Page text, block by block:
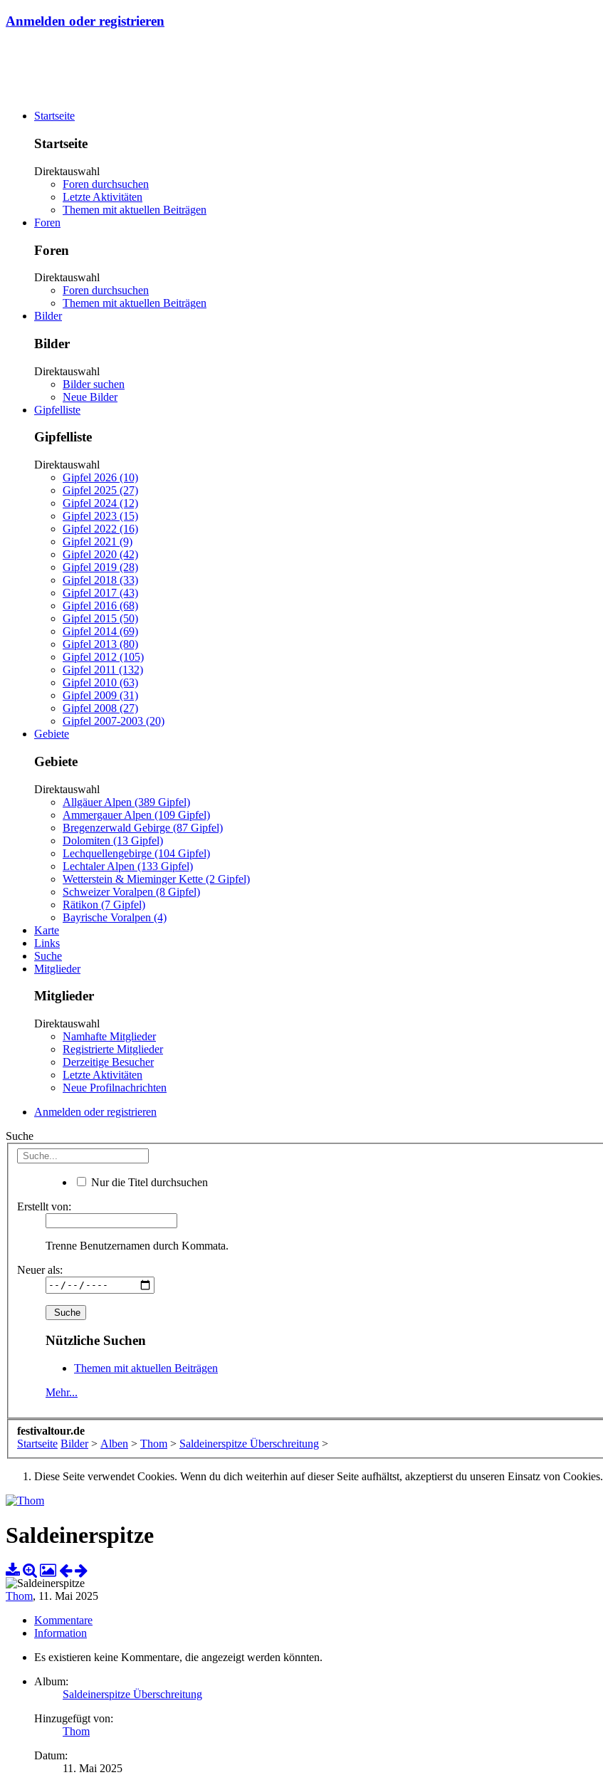
Anmelden oder registrieren
Startseite
Startseite
Direktauswahl
Foren durchsuchen
Letzte Aktivitäten
Themen mit aktuellen Beiträgen
Foren
Foren
Direktauswahl
Foren durchsuchen
Themen mit aktuellen Beiträgen
Bilder
Bilder
Direktauswahl
Bilder suchen
Neue Bilder
Gipfelliste
Gipfelliste
Direktauswahl
Gipfel 2026 (10)
Gipfel 2025 (27)
Gipfel 2024 (12)
Gipfel 2023 (15)
Gipfel 2022 (16)
Gipfel 2021 (9)
Gipfel 2020 (42)
Gipfel 2019 (28)
Gipfel 2018 (33)
Gipfel 2017 (43)
Gipfel 2016 (68)
Gipfel 2015 (50)
Gipfel 2014 (69)
Gipfel 2013 (80)
Gipfel 2012 (105)
Gipfel 2011 (132)
Gipfel 2010 (63)
Gipfel 2009 (31)
Gipfel 2008 (27)
Gipfel 2007-2003 (20)
Gebiete
Gebiete
Direktauswahl
Allgäuer Alpen (389 Gipfel)
Ammergauer Alpen (109 Gipfel)
Bregenzerwald Gebirge (87 Gipfel)
Dolomiten (13 Gipfel)
Lechquellengebirge (104 Gipfel)
Lechtaler Alpen (133 Gipfel)
Wetterstein & Mieminger Kette (2 Gipfel)
Schweizer Voralpen (8 Gipfel)
Rätikon (7 Gipfel)
Bayrische Voralpen (4)
Karte
Links
Suche
Mitglieder
Mitglieder
Direktauswahl
Namhafte Mitglieder
Registrierte Mitglieder
Derzeitige Besucher
Letzte Aktivitäten
Neue Profilnachrichten
Anmelden oder registrieren
Suche
Nur die Titel durchsuchen
Erstellt von:
Trenne Benutzernamen durch Kommata.
Neuer als:
Nützliche Suchen
Themen mit aktuellen Beiträgen
Mehr...
festivaltour.de
Startseite Bilder > Alben > Thom > Saldeinerspitze Überschreitung >
Diese Seite verwendet Cookies. Wenn du dich weiterhin auf dieser Seite aufhältst, akzeptierst du unseren Einsatz von Cookies.
Saldeinerspitze
Thom, 11. Mai 2025
Kommentare
Information
Es existieren keine Kommentare, die angezeigt werden könnten.
Album:
Saldeinerspitze Überschreitung
Hinzugefügt von:
Thom
Datum:
11. Mai 2025